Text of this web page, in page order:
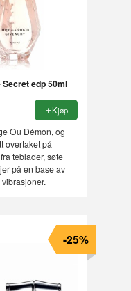
edp 50ml
Kjøp
Ou Démon, og
overtaket på
teblader, søte
på en base av
-25%